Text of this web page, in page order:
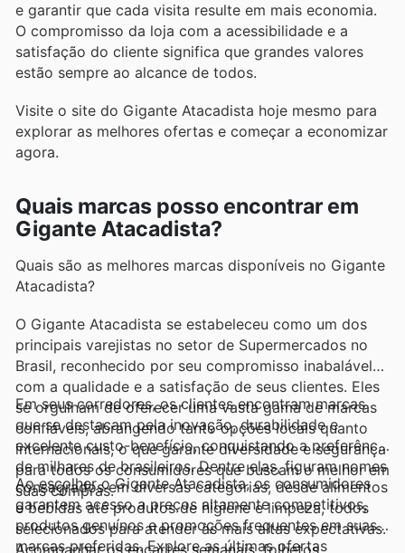
e garantir que cada visita resulte em mais economia.
O compromisso da loja com a acessibilidade e a
satisfação do cliente significa que grandes valores
estão sempre ao alcance de todos.
Visite o site do Gigante Atacadista hoje mesmo para
explorar as melhores ofertas e começar a economizar
agora.
Quais marcas posso encontrar em
Gigante Atacadista?
Quais são as melhores marcas disponíveis no Gigante
Atacadista?
O Gigante Atacadista se estabeleceu como um dos
principais varejistas no setor de Supermercados no
Brasil, reconhecido por seu compromisso inabalável
com a qualidade e a satisfação de seus clientes. Eles
se orgulham de oferecer uma vasta gama de marcas
confiáveis, abrangendo tanto opções locais quanto
internacionais, o que garante diversidade e segurança
para todos os consumidores que buscam o melhor em
suas compras.
Em seus corredores, os clientes encontram marcas
que se destacam pela inovação, durabilidade e
excelente custo-benefício, conquistando a preferência
de milhares de brasileiros. Dentre elas, figuram nomes
consagrados em diversas categorias, desde alimentos
e bebidas até produtos de higiene e limpeza, todos
selecionados para atender às mais altas expectativas.
Acompanhar os encartes semanais, folhetos
Ao escolher o Gigante Atacadista, os consumidores
garantem acesso a preços altamente competitivos,
produtos genuínos e promoções frequentes em suas
marcas preferidas. Explore as últimas ofertas